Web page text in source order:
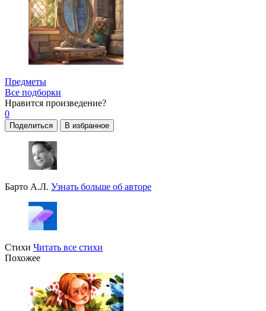
Предметы
Все подборки
Нравится произведение?
0
Поделиться В избранное
Барто А.Л. Узнать больше об авторе
Стихи Читать все стихи
Похожее